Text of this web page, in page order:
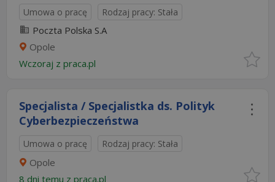
Umowa o pracę Rodzaj pracy: Stała
Poczta Polska S.A
Opole
Wczoraj z praca.pl
Specjalista / Specjalistka ds. Polityk
Cyberbezpieczeństwa
Umowa o pracę Rodzaj pracy: Stała
Opole
8 dni temu z praca.pl